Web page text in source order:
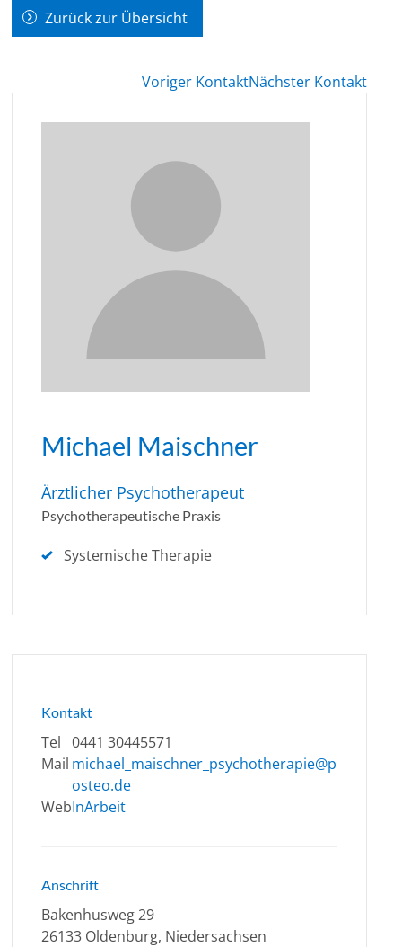
Zurück zur Übersicht
Voriger KontaktNächster Kontakt
Michael Maischner
Ärztlicher Psychotherapeut
Psychotherapeutische Praxis
Systemische Therapie
Kontakt
Tel 0441 30445571
Mail michael_maischner_psychotherapie@p
osteo.de
WebInArbeit
Anschrift
Bakenhusweg 29
26133 Oldenburg, Niedersachsen